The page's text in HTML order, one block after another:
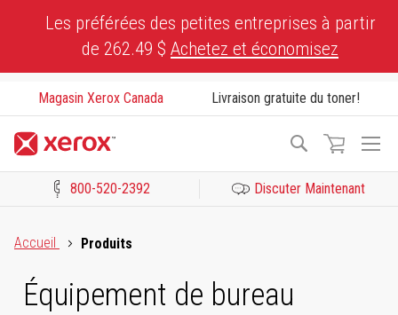
Les préférées des petites entreprises à partir
de 262.49 $ Achetez et économisez
Magasin Xerox Canada Livraison gratuite du toner!
Recherche
800-520-2392 Discuter Maintenant
Accueil
Produits
Équipement de bureau